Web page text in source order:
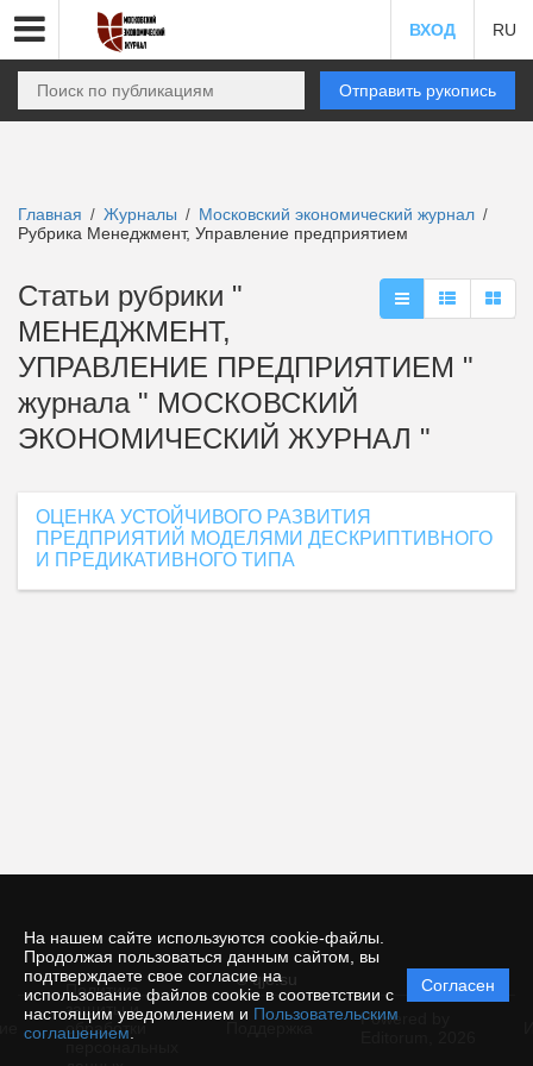
На нашем сайте используются cookie-файлы.
Продолжая пользоваться данным сайтом, вы
подтверждаете свое согласие на
использование файлов cookie в соответствии с
настоящим уведомлением и Пользовательским
соглашением
Согласен
ВХОД RU
Отправить рукопись
Главная / Журналы / Московский экономический журнал /
Рубрика Менеджмент, Управление предприятием
Статьи рубрики "
МЕНЕДЖМЕНТ,
УПРАВЛЕНИЕ ПРЕДПРИЯТИЕМ "
журнала " МОСКОВСКИЙ
ЭКОНОМИЧЕСКИЙ ЖУРНАЛ "
ОЦЕНКА УСТОЙЧИВОГО РАЗВИТИЯ
ПРЕДПРИЯТИЙ МОДЕЛЯМИ ДЕСКРИПТИВНОГО
И ПРЕДИКАТИВНОГО ТИПА
© qje.su
Политика
защиты и
обработки
Powered by